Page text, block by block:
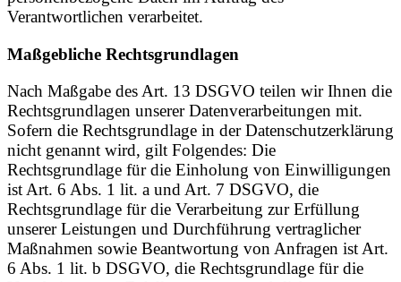
Verantwortlichen verarbeitet.
Maßgebliche Rechtsgrundlagen
Nach Maßgabe des Art. 13 DSGVO teilen wir Ihnen die
Rechtsgrundlagen unserer Datenverarbeitungen mit.
Sofern die Rechtsgrundlage in der Datenschutzerklärung
nicht genannt wird, gilt Folgendes: Die
Rechtsgrundlage für die Einholung von Einwilligungen
ist Art. 6 Abs. 1 lit. a und Art. 7 DSGVO, die
Rechtsgrundlage für die Verarbeitung zur Erfüllung
unserer Leistungen und Durchführung vertraglicher
Maßnahmen sowie Beantwortung von Anfragen ist Art.
6 Abs. 1 lit. b DSGVO, die Rechtsgrundlage für die